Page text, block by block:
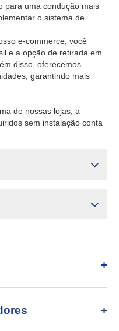
para uma condução mais
o sistema de
e-commerce, você
e a opção de retirada em
disso, oferecemos
garantindo mais
de nossas lojas, a
sem instalação conta